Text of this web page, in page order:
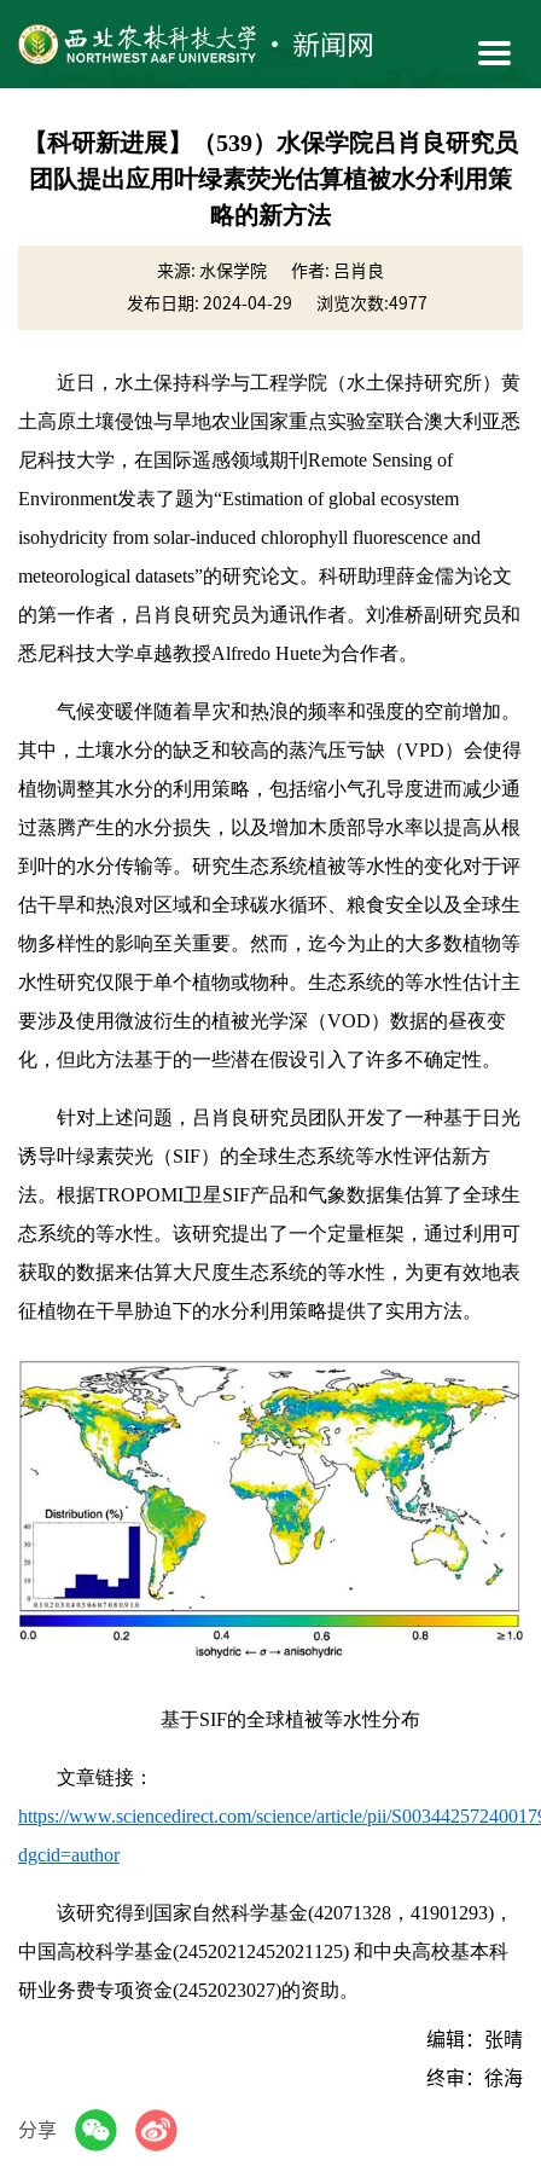
【科研新进展】（539）水保学院吕肖良研究员
团队提出应用叶绿素荧光估算植被水分利用策
略的新方法
来源: 水保学院
作者: 吕肖良
发布日期: 2024-04-29
浏览次数:4977
近日，水土保持科学与工程学院（水土保持研究所）黄
土高原土壤侵蚀与旱地农业国家重点实验室联合澳大利亚悉
尼科技大学，在国际遥感领域期刊Remote Sensing of
Environment发表了题为“Estimation of global ecosystem
isohydricity from solar-induced chlorophyll fluorescence and
meteorological datasets”的研究论文。科研助理薛金儒为论文
的第一作者，吕肖良研究员为通讯作者。刘准桥副研究员和
悉尼科技大学卓越教授Alfredo Huete为合作者。
气候变暖伴随着旱灾和热浪的频率和强度的空前增加。
其中，土壤水分的缺乏和较高的蒸汽压亏缺（VPD）会使得
植物调整其水分的利用策略，包括缩小气孔导度进而减少通
过蒸腾产生的水分损失，以及增加木质部导水率以提高从根
到叶的水分传输等。研究生态系统植被等水性的变化对于评
估干旱和热浪对区域和全球碳水循环、粮食安全以及全球生
物多样性的影响至关重要。然而，迄今为止的大多数植物等
水性研究仅限于单个植物或物种。生态系统的等水性估计主
要涉及使用微波衍生的植被光学深（VOD）数据的昼夜变
化，但此方法基于的一些潜在假设引入了许多不确定性。
针对上述问题，吕肖良研究员团队开发了一种基于日光
诱导叶绿素荧光（SIF）的全球生态系统等水性评估新方
法。根据TROPOMI卫星SIF产品和气象数据集估算了全球生
态系统的等水性。该研究提出了一个定量框架，通过利用可
获取的数据来估算大尺度生态系统的等水性，为更有效地表
征植物在干旱胁迫下的水分利用策略提供了实用方法。
基于SIF的全球植被等水性分布
文章链接：
https://www.sciencedirect.com/science/article/pii/S0034425
dgcid=author
该研究得到国家自然科学基金(42071328，41901293)，
中国高校科学基金(24520212452021125) 和中央高校基本科
研业务费专项资金(2452023027)的资助。
编辑：张晴
终审：徐海
分享